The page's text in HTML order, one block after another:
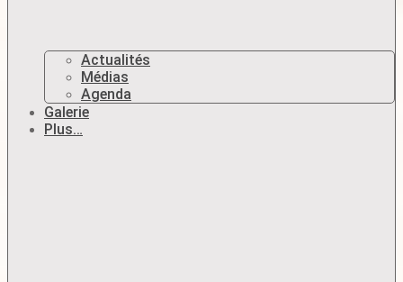
Actualités
Médias
Agenda
Galerie
Plus…